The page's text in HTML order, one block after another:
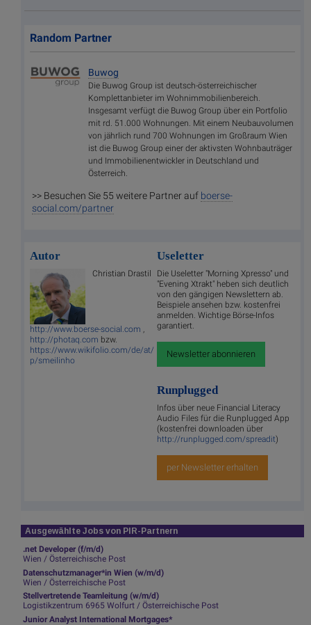
Random Partner
Buwog
Die Buwog Group ist deutsch-österreichischer
Komplettanbieter im Wohnimmobilienbereich.
Insgesamt verfügt die Buwog Group über ein Portfolio
mit rd. 51.000 Wohnungen. Mit einem Neubauvolumen
von jährlich rund 700 Wohnungen im Großraum Wien
ist die Buwog Group einer der aktivsten Wohnbauträger
und Immobilienentwickler in Deutschland und
Österreich.
>> Besuchen Sie 55 weitere Partner auf boerse-
social.com/partner
Autor
Christian Drastil
http://www.boerse-social.com ,
http://photaq.com bzw.
https://www.wikifolio.com/de/at/
p/smeilinho
Useletter
Die Useletter "Morning Xpresso" und
"Evening Xtrakt" heben sich deutlich
von den gängigen Newslettern ab.
Beispiele ansehen bzw. kostenfrei
anmelden. Wichtige Börse-Infos
garantiert.
Newsletter abonnieren
Runplugged
Infos über neue Financial Literacy
Audio Files für die Runplugged App
(kostenfrei downloaden über
http://runplugged.com/spreadit)
per Newsletter erhalten
Ausgewählte Jobs von PIR-Partnern
.net Developer (f/m/d)
Wien / Österreichische Post
Datenschutzmanager*in Wien (w/m/d)
Wien / Österreichische Post
Stellvertretende Teamleitung (w/m/d)
Logistikzentrum 6965 Wolfurt / Österreichische Post
Junior Analyst International Mortgages*